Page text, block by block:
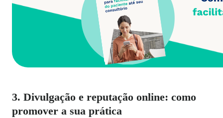
3. Divulgação e reputação online: como
promover a sua prática